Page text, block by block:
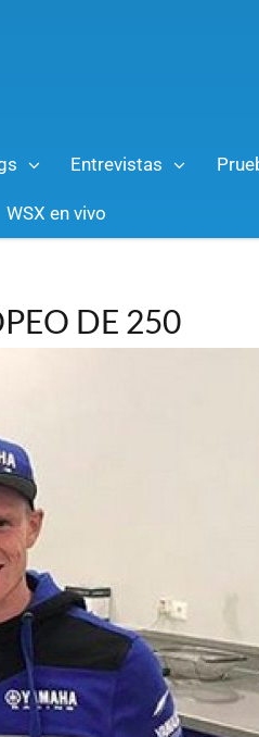
Entrevistas
WSX en vivo
DE 250